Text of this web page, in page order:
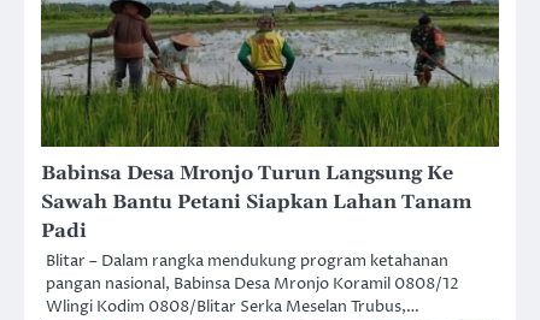
Babinsa Desa Mronjo Turun Langsung Ke
Sawah Bantu Petani Siapkan Lahan Tanam
Padi
Blitar – Dalam rangka mendukung program ketahanan
pangan nasional, Babinsa Desa Mronjo Koramil 0808/12
Wlingi Kodim 0808/Blitar Serka Meselan Trubus,…